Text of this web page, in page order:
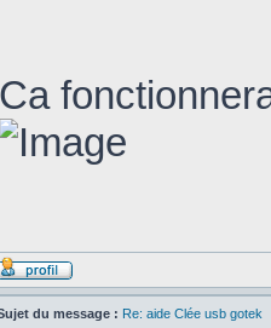
Ca
du message : Re: aide Clée usb gotek